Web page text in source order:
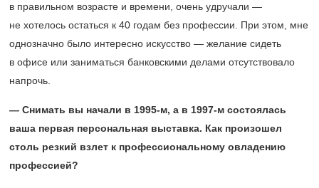
в правильном возрасте и времени, очень удручали —
не хотелось остаться к 40 годам без профессии. При этом, мне
однозначно было интересно искусство — желание сидеть
в офисе или заниматься банковскими делами отсутствовало
напрочь.
— Снимать вы начали в 1995-м, а в 1997-м состоялась
ваша первая персональная выставка. Как произошел
столь резкий взлет к профессиональному овладению
профессией?